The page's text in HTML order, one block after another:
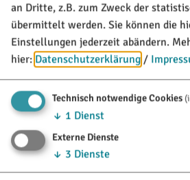
Ja, immer
Ansprechpartner
Tourist-Information Titting
Marktstraße 21
Titting
Tel.:
08423/9921-28
Fax: 08423/985594
https://www.titting.de/
vCard GPS:
an Dritte, z.B. zum Zweck der
übermittelt werden. Sie können die
Einstellungen jederzeit abändern.
hier: Datenschutzerklärung /
Technisch notwendige Cookies
↓ 1 Dienst
Externe Dienste
↓ 3 Dienste